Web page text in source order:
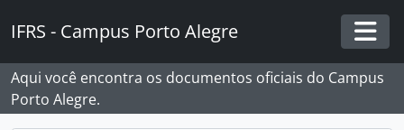
IFRS - Campus Porto Alegre
Aqui você encontra os documentos oficiais do Campus
Porto Alegre.